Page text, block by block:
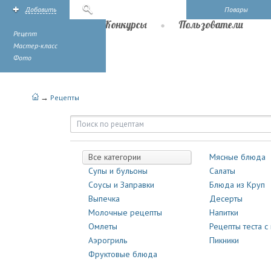
Повары
Добавить
Рецепт
Мастер-класс
Фото
Конкурсы Пользователи
→ Рецепты
Рецепты | Повары.ру
Все категории
Мясные блюда
Супы и бульоны
Салаты
Соусы и Заправки
Блюда из Круп
Выпечка
Десерты
Молочные рецепты
Напитки
Омлеты
Рецепты теста с
Аэрогриль
Пикники
Фруктовые блюда